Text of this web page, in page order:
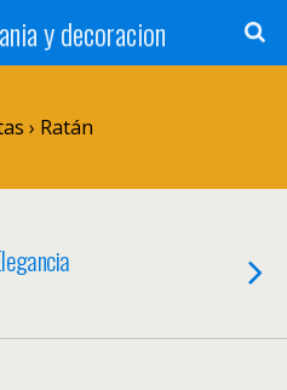
y decoracion
› Ratán